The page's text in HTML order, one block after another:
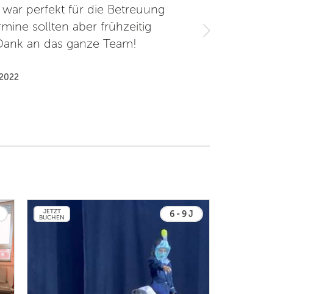
perfekt für die Betreuung
sollten aber frühzeitig
an das ganze Team!
Schülerinnen und
JETZT
BUCHEN
6 - 9 J